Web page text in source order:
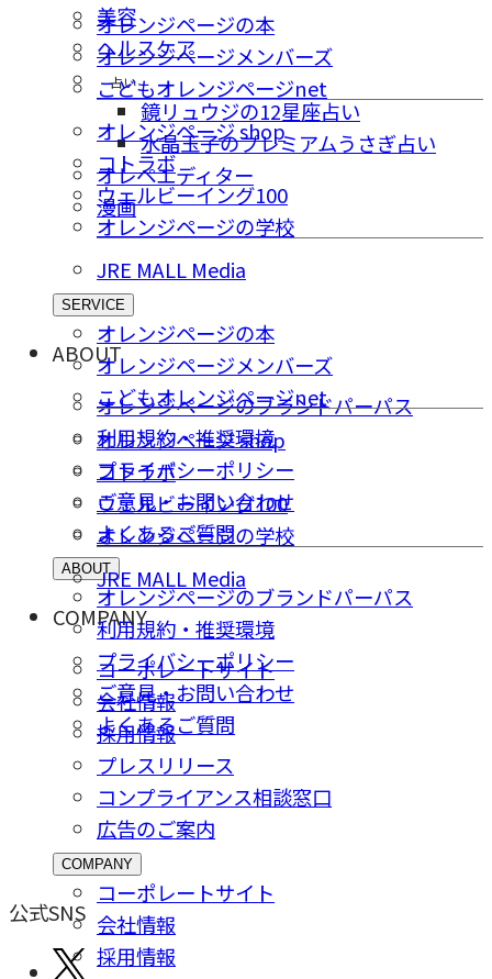
美容
ヘルスケア
占い
鏡リュウジの12星座占い
水晶玉子のプレミアムうさぎ占い
オレペエディター
漫画
オレンジページの本
オレンジページメンバーズ
こどもオレンジページnet
オレンジページ shop
コトラボ
ウェルビーイング100
オレンジページの学校
JRE MALL Media
SERVICE
オレンジページの本
オレンジページメンバーズ
こどもオレンジページnet
オレンジページ shop
コトラボ
ウェルビーイング100
オレンジページの学校
JRE MALL Media
ABOUT
オレンジページのブランドパーパス
利用規約・推奨環境
プライバシーポリシー
ご意⾒・お問い合わせ
よくあるご質問
ABOUT
オレンジページのブランドパーパス
利用規約・推奨環境
プライバシーポリシー
ご意⾒・お問い合わせ
よくあるご質問
COMPANY
コーポレートサイト
会社情報
採⽤情報
プレスリリース
コンプライアンス相談窓⼝
広告のご案内
COMPANY
コーポレートサイト
会社情報
採⽤情報
公式SNS